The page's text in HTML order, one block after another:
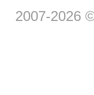
2007-2026